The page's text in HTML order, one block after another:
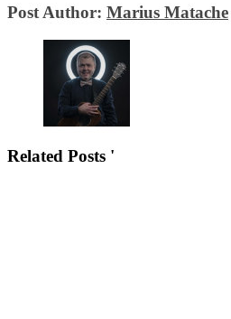
Post Author: Marius Matache
Related Posts '